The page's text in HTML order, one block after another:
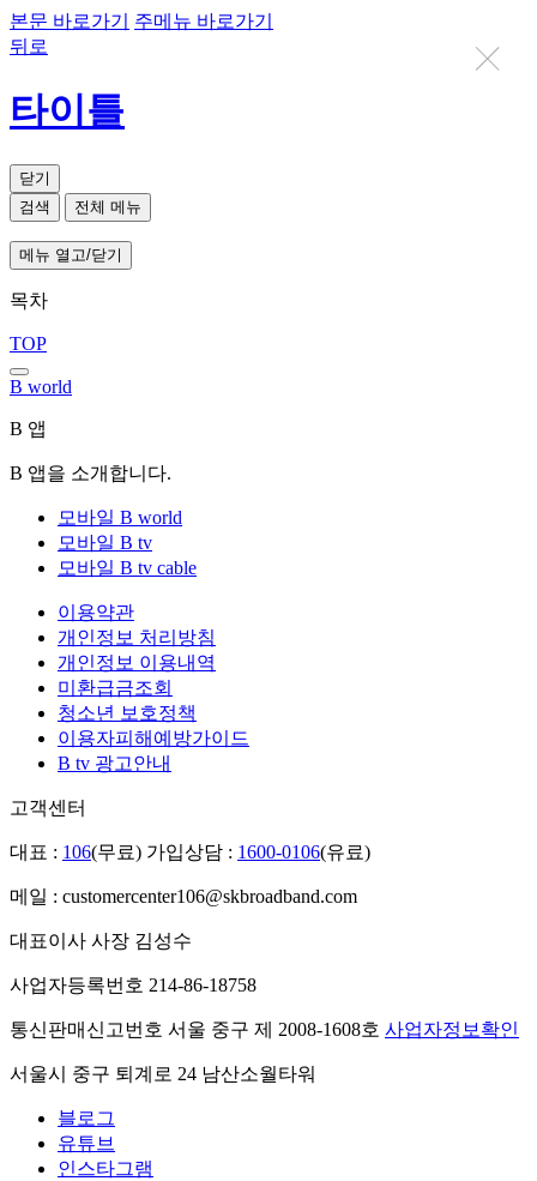
본문 바로가기
주메뉴 바로가기
뒤로
타이틀
닫기
검색
전체 메뉴
메뉴 열고/닫기
목차
TOP
B world
B 앱
B 앱을 소개합니다.
모바일 B world
모바일 B tv
모바일 B tv cable
이용약관
개인정보 처리방침
개인정보 이용내역
미환급금조회
청소년 보호정책
이용자피해예방가이드
B tv 광고안내
고객센터
대표 : 106(무료) 가입상담 : 1600-0106(유료)
메일 : customercenter106@skbroadband.com
대표이사 사장 김성수
사업자등록번호 214-86-18758
통신판매신고번호 서울 중구 제 2008-1608호 사업자정보확인
서울시 중구 퇴계로 24 남산소월타워
블로그
유튜브
인스타그램